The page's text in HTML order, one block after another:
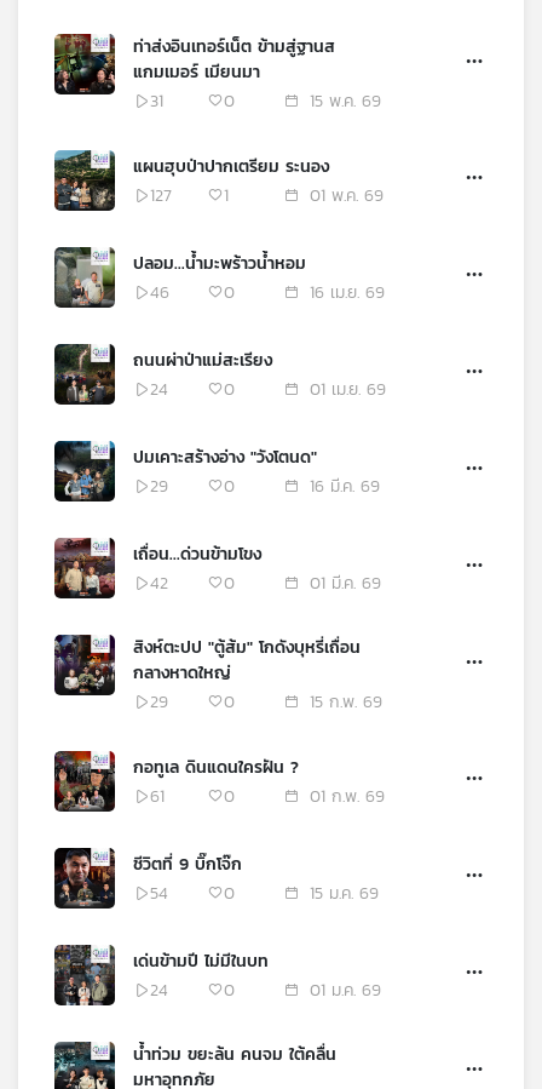
แผนที่
ท่าส่งอินเทอร์เน็ต ข้ามสู่ฐานส
แกมเมอร์ เมียนมา
31
0 15 พ.ค. 69
แผนฮุบป่าปากเตรียม ระนอง
127
1 01 พ.ค. 69
ปลอม...น้ำมะพร้าวน้ำหอม
46
0 16 เม.ย. 69
ถนนผ่าป่าแม่สะเรียง
24
0 01 เม.ย. 69
ปมเคาะสร้างอ่าง "วังโตนด"
29
0 16 มี.ค. 69
เถื่อน...ด่วนข้ามโขง
42
0 01 มี.ค. 69
สิงห์ตะปป "ตู้ส้ม" โกดังบุหรี่เถื่อน
กลางหาดใหญ่
29
0 15 ก.พ. 69
กอทูเล ดินแดนใครฝัน ?
61
0 01 ก.พ. 69
ชีวิตที่ 9 บิ๊กโจ๊ก
54
0 15 ม.ค. 69
เด่นข้ามปี ไม่มีในบท
24
0 01 ม.ค. 69
น้ำท่วม ขยะล้น คนจม ใต้คลื่น
มหาอุทกภัย